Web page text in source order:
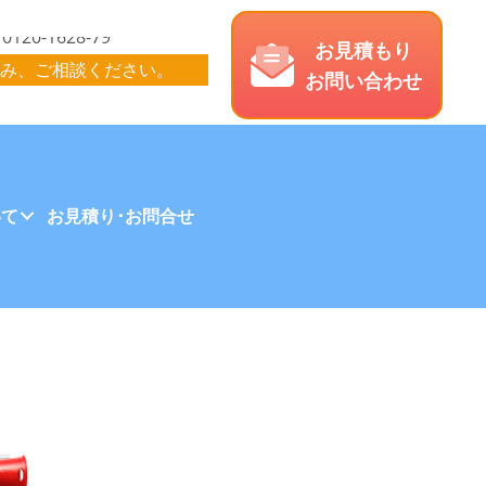
、ご相談ください。
お見積もり
お問い合わせ
お見積り･お問合せ